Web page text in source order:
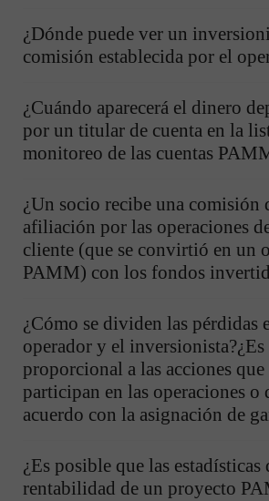
¿Dónde puede ver un
comisión establecida por el
¿Cuándo aparecerá el dinero
por un titular de cuenta en la
monitoreo de las cuentas
¿Un socio recibe una comisión
afiliación por las operaciones
cliente (que se convirtió en un
PAMM) con los fondos
¿Cómo se dividen las pérdidas
operador y el inversionista?¿Es
proporcional a las acciones que
participan en las operaciones o
acuerdo con la asignación de
¿Es posible que las estadísticas
rentabilidad de un proyecto